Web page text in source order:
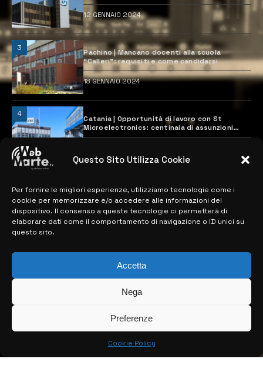
Questo Sito Utilizza Cookie
Per fornire le migliori esperienze, utilizziamo tecnologie come i
cookie per memorizzare e/o accedere alle informazioni del
dispositivo. Il consenso a queste tecnologie ci permetterà di
elaborare dati come il comportamento di navigazione o ID unici su
questo sito.
Accetta
Nega
Preferenze
Cookie Policy
12 GENNAIO 2024
3
Pachino | Mancano docenti alla scuola
“Calleri”: requisiti e come candidarsi
18 GENNAIO 2024
4
Catania | Opportunità di lavoro con St
Microelectronics: centinaia di assunzioni
previste
MAPPA DEL SITO
> NOTIZIE